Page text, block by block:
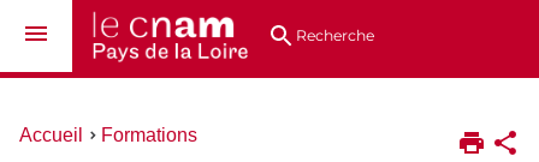
au
directsRecherche
Vous
Accueil Formations